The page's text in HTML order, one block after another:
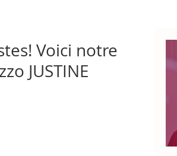
Voici notre
JUSTINE